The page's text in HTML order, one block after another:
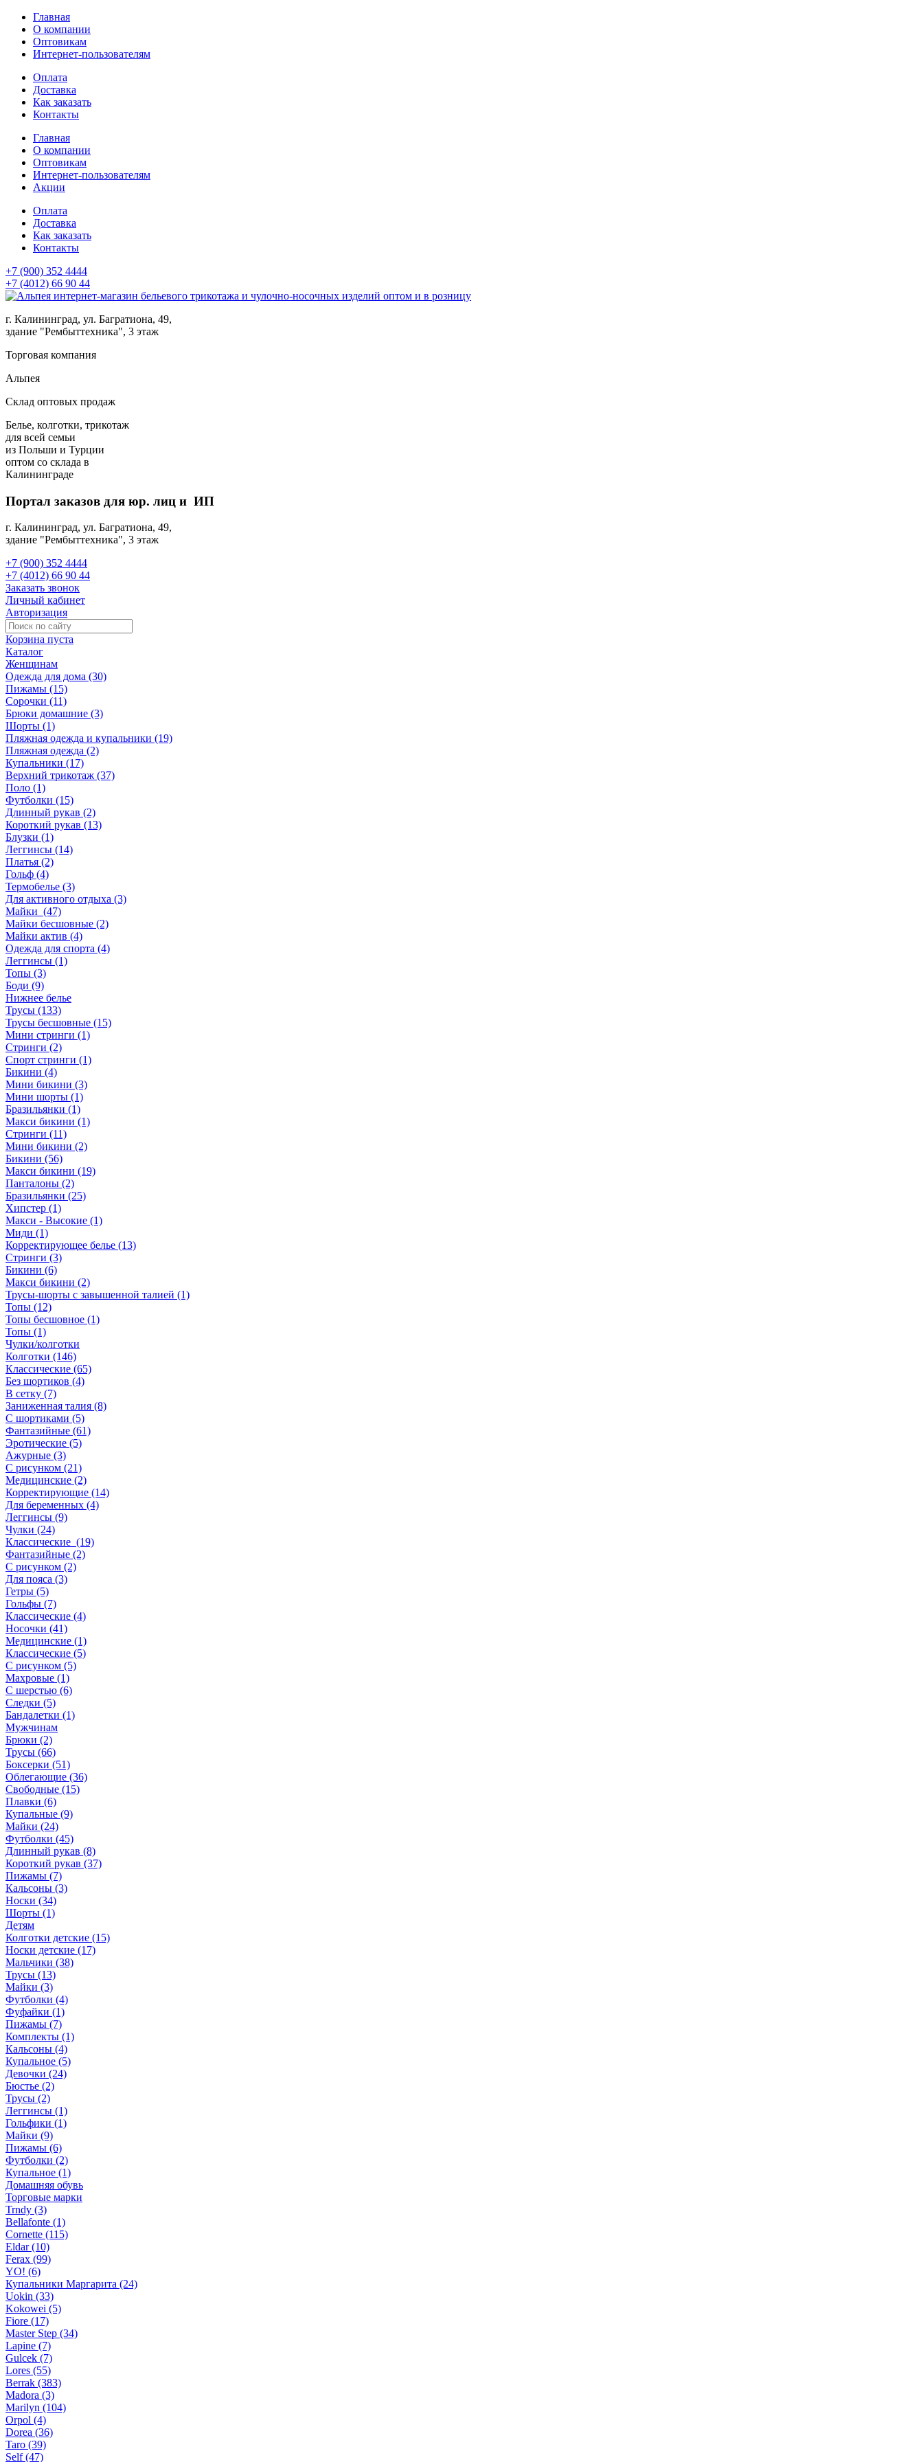
Главная
О компании
Оптовикам
Интернет-пользователям
Оплата
Доставка
Как заказать
Контакты
Главная
О компании
Оптовикам
Интернет-пользователям
Акции
Оплата
Доставка
Как заказать
Контакты
+7 (900) 352 4444
+7 (4012) 66 90 44
г. Калининград, ул. Багратиона, 49,
здание "Рембыттехника", 3 этаж
Торговая компания
Альпея
Склад оптовых продаж
Белье, колготки, трикотаж
для всей семьи
из Польши и Турции
оптом со склада в
Калининграде
Портал заказов для юр. лиц и ИП
г. Калининград, ул. Багратиона, 49,
здание "Рембыттехника", 3 этаж
+7 (900) 352 4444
+7 (4012) 66 90 44
Заказать звонок
Личный кабинет
Авторизация
Корзина пуста
Каталог
Женщинам
Одежда для дома (30)
Пижамы (15)
Сорочки (11)
Брюки домашние (3)
Шорты (1)
Пляжная одежда и купальники (19)
Пляжная одежда (2)
Купальники (17)
Верхний трикотаж (37)
Поло (1)
Футболки (15)
Длинный рукав (2)
Короткий рукав (13)
Блузки (1)
Леггинсы (14)
Платья (2)
Гольф (4)
Термобелье (3)
Для активного отдыха (3)
Майки (47)
Майки бесшовные (2)
Майки актив (4)
Одежда для спорта (4)
Леггинсы (1)
Топы (3)
Боди (9)
Нижнее белье
Трусы (133)
Трусы бесшовные (15)
Мини стринги (1)
Стринги (2)
Спорт стринги (1)
Бикини (4)
Мини бикини (3)
Мини шорты (1)
Бразильянки (1)
Макси бикини (1)
Стринги (11)
Мини бикини (2)
Бикини (56)
Макси бикини (19)
Панталоны (2)
Бразильянки (25)
Хипстер (1)
Макси - Высокие (1)
Миди (1)
Корректирующее белье (13)
Стринги (3)
Бикини (6)
Макси бикини (2)
Трусы-шорты с завышенной талией (1)
Топы (12)
Топы бесшовное (1)
Топы (1)
Чулки/колготки
Колготки (146)
Классические (65)
Без шортиков (4)
В сетку (7)
Заниженная талия (8)
C шортиками (5)
Фантазийные (61)
Эротические (5)
Ажурные (3)
С рисунком (21)
Медицинские (2)
Корректирующие (14)
Для беременных (4)
Леггинсы (9)
Чулки (24)
Классические (19)
Фантазийные (2)
С рисунком (2)
Для пояса (3)
Гетры (5)
Гольфы (7)
Классические (4)
Носочки (41)
Медицинские (1)
Классические (5)
С рисунком (5)
Махровые (1)
С шерстью (6)
Следки (5)
Бандалетки (1)
Мужчинам
Брюки (2)
Трусы (66)
Боксерки (51)
Облегающие (36)
Свободные (15)
Плавки (6)
Купальные (9)
Майки (24)
Футболки (45)
Длинный рукав (8)
Короткий рукав (37)
Пижамы (7)
Кальсоны (3)
Носки (34)
Шорты (1)
Детям
Колготки детские (15)
Носки детские (17)
Мальчики (38)
Трусы (13)
Майки (3)
Футболки (4)
Фуфайки (1)
Пижамы (7)
Комплекты (1)
Кальсоны (4)
Купальное (5)
Девочки (24)
Бюстье (2)
Трусы (2)
Леггинсы (1)
Гольфики (1)
Майки (9)
Пижамы (6)
Футболки (2)
Купальное (1)
Домашняя обувь
Торговые марки
Trndy (3)
Bellafonte (1)
Cornette (115)
Eldar (10)
Ferax (99)
YO! (6)
Купальники Маргарита (24)
Uokin (33)
Kokowei (5)
Fiore (17)
Master Step (34)
Lapine (7)
Gulcek (7)
Lores (55)
Berrak (383)
Madora (3)
Marilyn (104)
Orpol (4)
Dorea (36)
Taro (39)
Self (47)